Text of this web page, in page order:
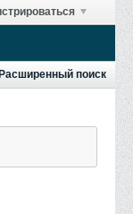
Расширенный поиск